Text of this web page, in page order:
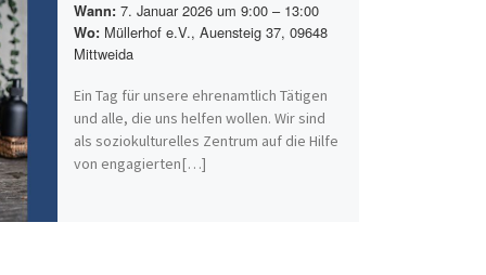
Wann: 7. Januar 2026 um 9:00 – 13:00
Wo: Müllerhof e.V., Auensteig 37, 09648
Mittweida
Ein Tag für unsere ehrenamtlich Tätigen
und alle, die uns helfen wollen. Wir sind
als soziokulturelles Zentrum auf die Hilfe
von engagierten[…]